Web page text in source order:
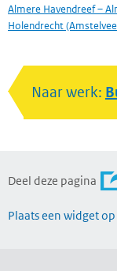
Almere Havendreef –
Holendrecht
Naar werk:
Deel deze pagina
Plaats een widget